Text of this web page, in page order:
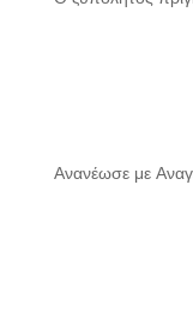
Ανανέωσε με